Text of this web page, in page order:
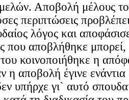
Αποβολή μέλους
περιπτώσεις
λόγος και
που αποβλήθηκε
κοινοποιήθηκε η
η αποβολή έγινε
υπήρχε γι` αυτό